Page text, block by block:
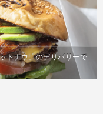
トナウ」のデリバリーで